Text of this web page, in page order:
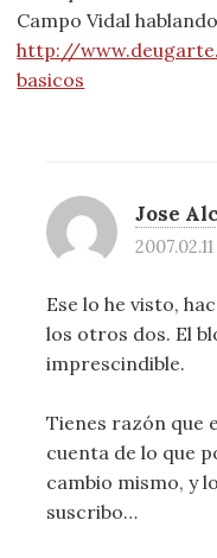
Campo Vidal
http://
basicos
Jose
Ese lo he visto,
los otros dos. El
imprescindible.
Tienes razón que
cuenta de lo que
cambio mismo, y
suscribo…